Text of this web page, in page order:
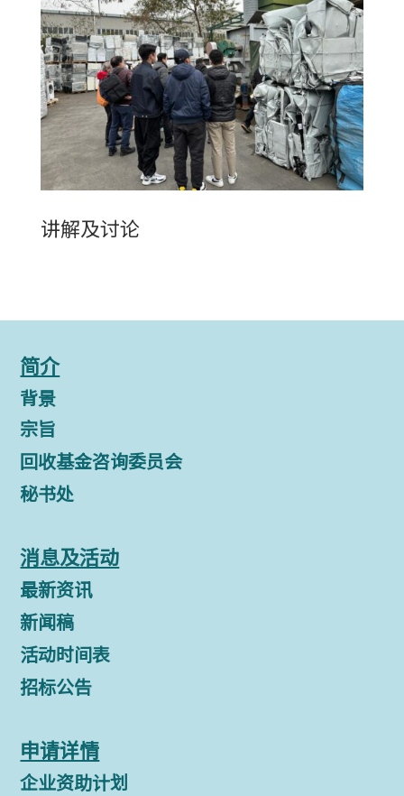
讲解及讨论
简介
背景
宗旨
回收基金咨询委员会
秘书处
消息及活动
最新资讯
新闻稿
活动时间表
招标公告
申请详情
企业资助计划